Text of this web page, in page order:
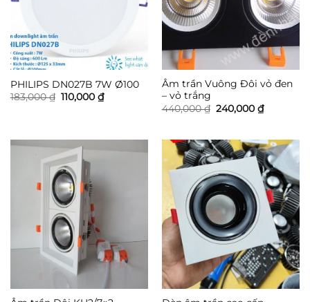
PHILIPS DN027B 7W Ø100
183,000₫ Giá
gốc
110,000 ₫Giá
hiện
Âm trần Vuông Đôi vỏ đen
– vỏ trắng
440,000₫ Giá
240,000 ₫Giá
hiện
240,000